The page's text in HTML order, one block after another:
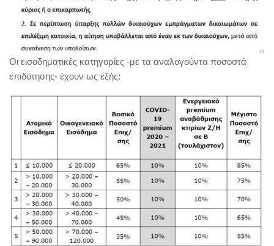
Οι εισοδηματικές κατηγορίες -με τα αναλογούντα ποσοστά
επιδότησης- έχουν ως εξής: